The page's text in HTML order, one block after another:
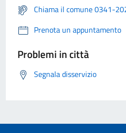
Chiama il comune 0341-
Prenota un appuntamento
Problemi in città
Segnala disservizio